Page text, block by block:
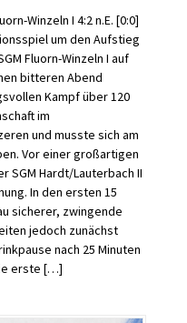
Winzeln I 4:2 n.E. [0:0]
um den Aufstieg
Fluorn-Winzeln I auf
bitteren Abend
Kampf über 120
im
und musste sich am
Vor einer großartigen
SGM Hardt/Lauterbach II
In den ersten 15
sicherer, zwingende
jedoch zunächst
nach 25 Minuten
erste […]